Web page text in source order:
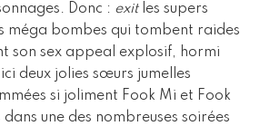
Donc : exitles supers
méga bombes qui tombent raides
son sex appeal explosif, hormi
deux jolies sœurs jumelles
si joliment Fook Mi et Fook
dans une des nombreuses soirées